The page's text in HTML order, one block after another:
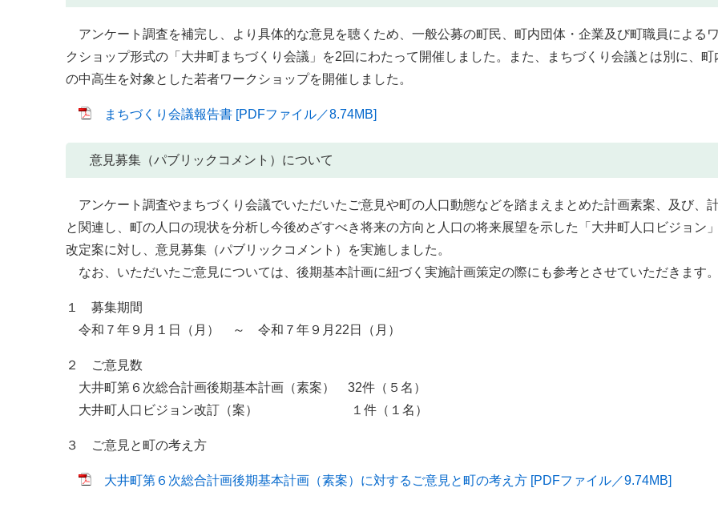
アンケート調査を補完し、より具体的な意見を聴くため、一般公募の町民、町内団体・企業及び町職員による
クショップ形式の「大井町まちづくり会議」を2回にわたって開催しました。また、まちづくり会議とは別に、町
の中高生を対象とした若者ワークショップを開催しました。
まちづくり会議報告書 [PDFファイル／8.74MB]
意見募集（パブリックコメント）について
アンケート調査やまちづくり会議でいただいたご意見や町の人口動態などを踏まえまとめた計画素案、及び、
と関連し、町の人口の現状を分析し今後めざすべき将来の方向と人口の将来展望を示した「大井町人口ビジョン
改定案に対し、意見募集（パブリックコメント）を実施しました。
なお、いただいたご意見については、後期基本計画に紐づく実施計画策定の際にも参考とさせていただきます。
１ 募集期間
令和７年９月１日（月） ～ 令和７年９月22日（月）
２ ご意見数
大井町第６次総合計画後期基本計画（素案） 32件（５名）
大井町人口ビジョン改訂（案） １件（１名）
３ ご意見と町の考え方
大井町第６次総合計画後期基本計画（素案）に対するご意見と町の考え方 [PDFファイル／9.74MB]